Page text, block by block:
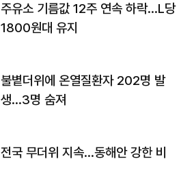
주유소 기름값 12주 연속 하락…L당
1800원대 유지
불볕더위에 온열질환자 202명 발
생…3명 숨져
전국 무더위 지속…동해안 강한 비